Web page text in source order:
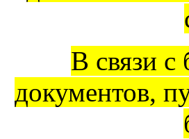
В связи
документов,